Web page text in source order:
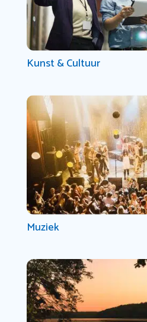
Kunst & Cultuur
Muziek